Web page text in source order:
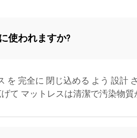
使われますか?
を 完全に 閉じ込める よう 設計
て マットレスは清潔で汚染物